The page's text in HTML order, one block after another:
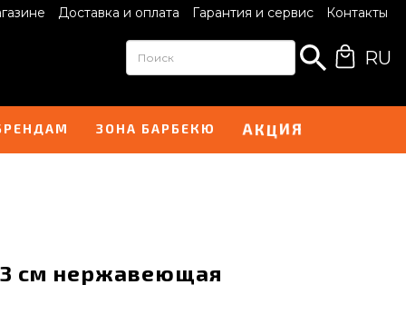
Доставка и оплата Гарантия и сервис Контакты
RU
ЗОНА БАРБЕКЮ АКЦИЯ
см нержавеющая